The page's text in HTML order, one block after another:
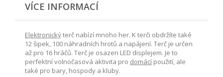
VÍCE INFORMACÍ
Elektronickýterč nabízí mnoho her. K terči obdržíte také
12 šipek, 100 náhradních hrotů a napájení. Terč je určen
až pro 16 hráčů. Terč je osazen LED displejem. Je to
perfektní volnočasová aktivita pro domácí použití, ale
také pro bary, hospody a kluby.